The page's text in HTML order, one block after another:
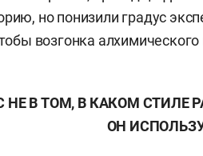
но понизили градус
возгонка
НЕ ВТОМ, В КАКОМ СТИЛЕ
ОН